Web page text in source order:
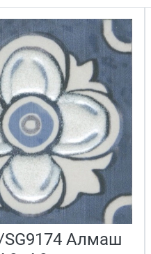
SG9174 Алмаш